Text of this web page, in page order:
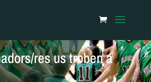
res us troben a